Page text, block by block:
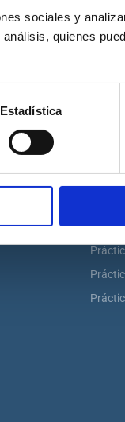
sociales y
quienes
Estadística